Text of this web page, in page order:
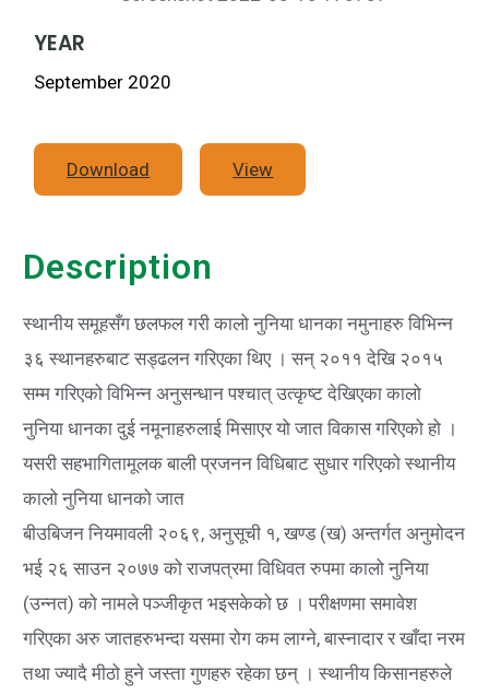
YEAR
September 2020
Download View
Description
स्थानीय समूहसँग छलफल गरी कालो नुनिया धानका नमुनाहरु विभिन्न
३६ स्थानहरुबाट सड्ढलन गरिएका थिए । सन् २०११ देखि २०१५
सम्म गरिएको विभिन्न अनुसन्धान पश्चात् उत्कृष्ट देखिएका कालो
नुनिया धानका दुई नमूनाहरुलाई मिसाएर यो जात विकास गरिएको हो ।
यसरी सहभागितामूलक बाली प्रजनन विधिबाट सुधार गरिएको स्थानीय
कालो नुनिया धानको जात
बीउबिजन नियमावली २०६९, अनुसूची १, खण्ड (ख) अन्तर्गत अनुमोदन
भई २६ साउन २०७७ को राजपत्रमा विधिवत रुपमा कालो नुनिया
(उन्नत) को नामले पञ्जीकृत भइसकेको छ । परीक्षणमा समावेश
गरिएका अरु जातहरुभन्दा यसमा रोग कम लाग्ने, बास्नादार र खाँदा नरम
तथा ज्यादै मीठो हुने जस्ता गुणहरु रहेका छन् । स्थानीय किसानहरुले